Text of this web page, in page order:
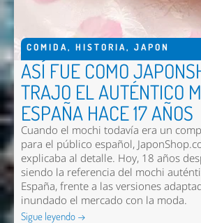
COMIDA, HISTORIA, JAPON
ASÍ FUE COMO
TRAJO EL AUTÉNTICO
ESPAÑA HACE 17 AÑOS
Cuando el mochi todavía era un
para el público español,
explicaba al detalle. Hoy, 18 años
siendo la referencia del mochi
España, frente a las versiones
inundado el mercado con la moda.
Sigue leyendo →